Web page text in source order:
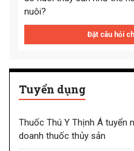
nuôi?
Đặt câu hỏi
Tuyển dụng
Thuốc Thú Y Thịnh Á tuyển
doanh thuốc thủy sản